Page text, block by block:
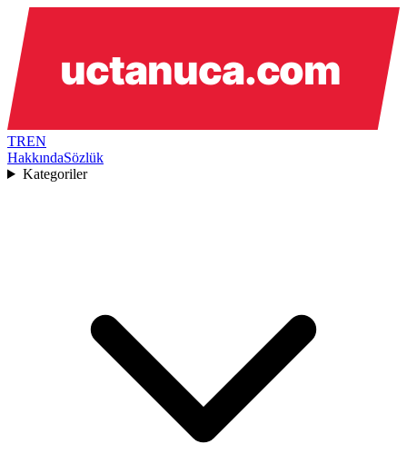
TREN
HakkındaSözlük
Kategoriler